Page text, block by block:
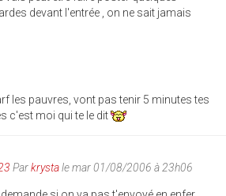
devant l'entrée , on ne sait jamais
les pauvres, vont pas tenir 5 minutes tes
c'est moi qui te le dit
Parkrystale mar 01/08/2006 à 23h06